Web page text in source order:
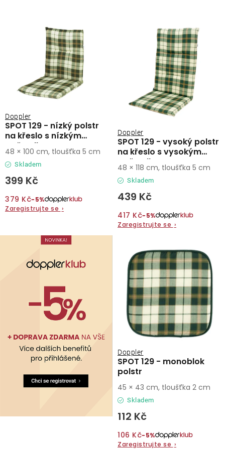
Deštníky
Gastro produkty
Kolekce
Prodávané značky
ů
ů
SPOT 129 - nízký polstr
na křeslo s nízkým
opěradlem
Doppler
Skladem
399 Kč
379 Kč−5%
Zaregistrujte se ›
48 × 100 cm, tloušťka 5 cm
SPOT 129 - vysoký polstr
na křeslo s vysokým
opěradlem
Doppler
Skladem
439 Kč
417 Kč−5%
Zaregistrujte se ›
48 × 118 cm, tloušťka 5 cm
SPOT 129 - monoblok
polstr
Doppler
Skladem
112 Kč
106 Kč−5%
Zaregistrujte se ›
45 × 43 cm, tloušťka 2 cm